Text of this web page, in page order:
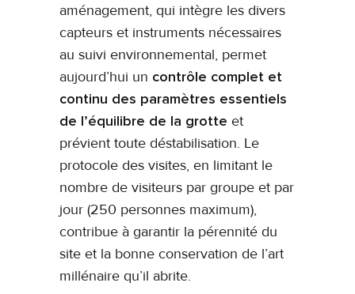
aménagement, qui intègre les divers
capteurs et instruments nécessaires
au suivi environnemental, permet
aujourd’hui un contrôle complet et
continu des paramètres essentiels
de l’équilibre de la grotte et
prévient toute déstabilisation. Le
protocole des visites, en limitant le
nombre de visiteurs par groupe et par
jour (250 personnes maximum),
contribue à garantir la pérennité du
site et la bonne conservation de l’art
millénaire qu’il abrite.